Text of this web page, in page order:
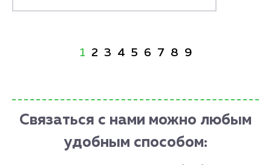
1 2 3 4 5 6 7 8 9
Связаться с нами можно любым
удобным способом: